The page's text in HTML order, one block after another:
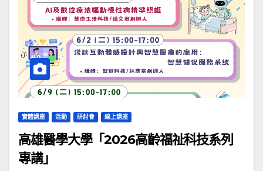
實體講座 活動 研討會 線上講座
高雄醫學大學「2026高齡福祉科技系列
專講」